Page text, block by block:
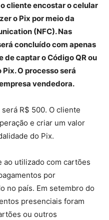
cliente encostar o celular
o Pix por meio da
(NFC). Nas
concluído com apenas
de captar o Código QR ou
O processo será
vendedora.
R$ 500. O cliente
e criar um valor
do Pix.
ao utilizado com cartões
por
no país. Em setembro do
presenciais foram
ou outros